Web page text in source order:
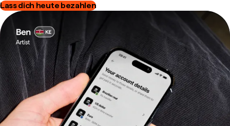
Lass dich heute bezahlen